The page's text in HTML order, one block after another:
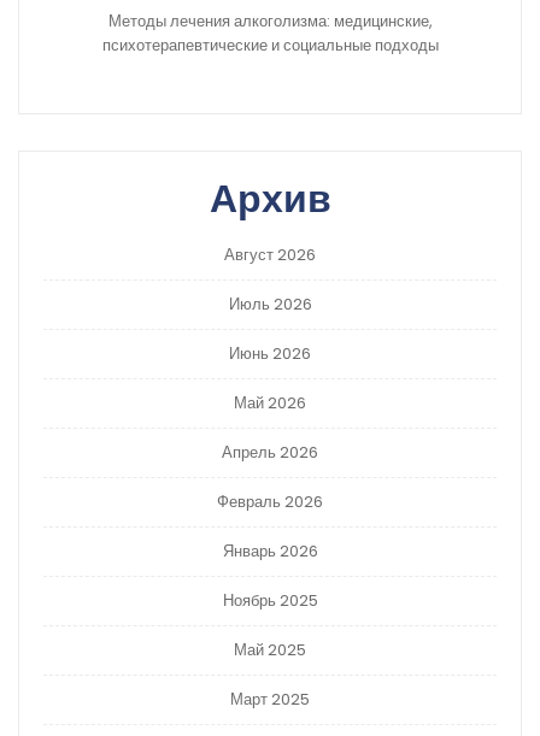
Методы лечения алкоголизма: медицинские,
психотерапевтические и социальные подходы
Архив
Август 2026
Июль 2026
Июнь 2026
Май 2026
Апрель 2026
Февраль 2026
Январь 2026
Ноябрь 2025
Май 2025
Март 2025